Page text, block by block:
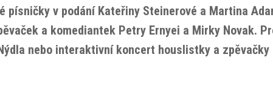
písničky v podání Kateřiny Steinerové a Martina
a komediantek Petry Ernyei a Mirky Novak.
nebo interaktivní koncert houslistky a zpěvačky